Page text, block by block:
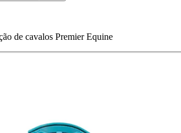
de cavalos Premier Equine